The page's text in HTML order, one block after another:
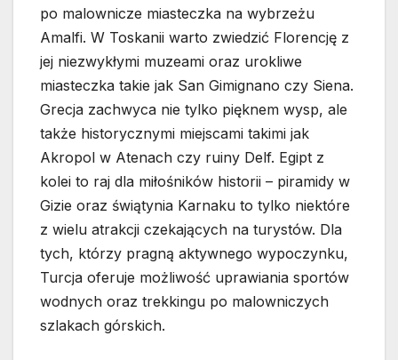
po malownicze miasteczka na wybrzeżu
Amalfi. W Toskanii warto zwiedzić Florencję z
jej niezwykłymi muzeami oraz urokliwe
miasteczka takie jak San Gimignano czy Siena.
Grecja zachwyca nie tylko pięknem wysp, ale
także historycznymi miejscami takimi jak
Akropol w Atenach czy ruiny Delf. Egipt z
kolei to raj dla miłośników historii – piramidy w
Gizie oraz świątynia Karnaku to tylko niektóre
z wielu atrakcji czekających na turystów. Dla
tych, którzy pragną aktywnego wypoczynku,
Turcja oferuje możliwość uprawiania sportów
wodnych oraz trekkingu po malowniczych
szlakach górskich.